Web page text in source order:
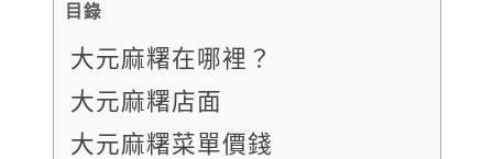
目錄
大元麻糬在哪裡？
大元麻糬店面
大元麻糬菜單價錢